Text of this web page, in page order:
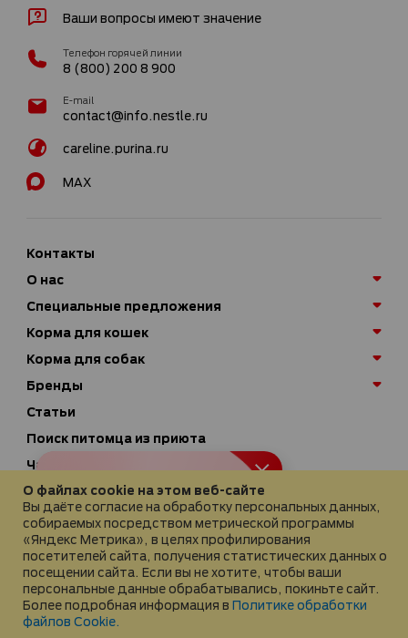
О файлах cookie на этом веб-сайте
Вы даёте согласие на обработку персональных данных,
собираемых посредством метрической программы
«Яндекс Метрика», в целях профилирования
посетителей сайта, получения статистических данных о
посещении сайта. Если вы не хотите, чтобы ваши
персональные данные обрабатывались, покиньте сайт.
Более подробная информация в Политике обработки
файлов Cookie.
Узнайте, какой рацион
подходит вашему
питомцу
Подобрать корм
Ваши вопросы имеют значение
Телефон горячей линии
8 (800) 200 8 900
E-mail
contact@info.nestle.ru
careline.purina.ru
MAX
Контакты
О нас
Специальные предложения
Корма для кошек
Корма для собак
Бренды
Статьи
Поиск питомца из приюта
Часто задаваемые вопросы
Доставка
Условия возврата товара
© 2026 Официальный интернет-магазин Purina®
Официальный сайт Purina®